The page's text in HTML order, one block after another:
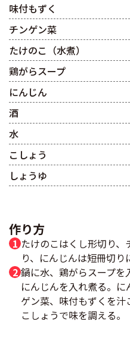
味付もずく
チンゲン菜
たけのこ（水煮）
鶏がらスープ
にんじん
酒
水
こしょう
しょうゆ
作り方
たけのこはくし形切り
り、にんじんは短冊切り
鍋に水、鶏がらスープを
にんじんを入れ煮る。
ゲン菜、味付もずくを
こしょうで味を調える。